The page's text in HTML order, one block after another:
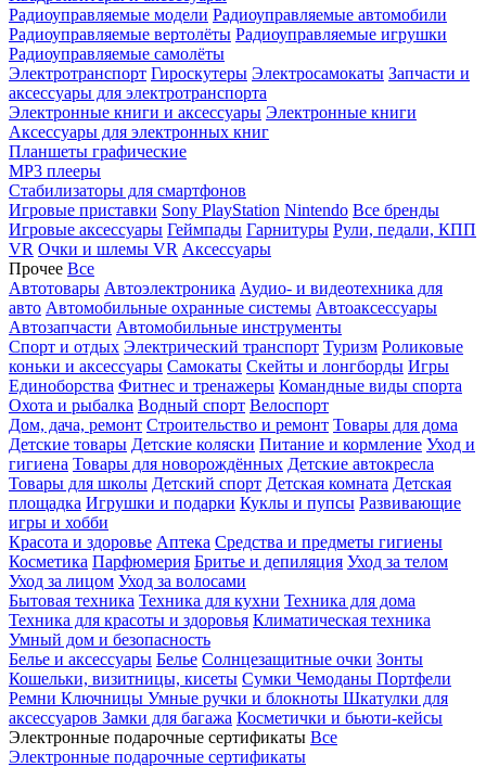
Радиоуправляемые модели Радиоуправляемые автомобили
Радиоуправляемые вертолёты Радиоуправляемые игрушки
Радиоуправляемые самолёты
Электротранспорт Гироскутеры Электросамокаты Запчасти и
аксессуары для электротранспорта
Электронные книги и аксессуары Электронные книги
Аксессуары для электронных книг
Планшеты графические
MP3 плееры
Стабилизаторы для смартфонов
Игровые приставки Sony PlayStation Nintendo Все бренды
Игровые аксессуары Геймпады Гарнитуры Рули, педали, КПП
VR Очки и шлемы VR Аксессуары
Прочее Все
Автотовары Автоэлектроника Аудио- и видеотехника для
авто Автомобильные охранные системы Автоаксессуары
Автозапчасти Автомобильные инструменты
Спорт и отдых Электрический транспорт Туризм Роликовые
коньки и аксессуары Самокаты Скейты и лонгборды Игры
Единоборства Фитнес и тренажеры Командные виды спорта
Охота и рыбалка Водный спорт Велоспорт
Дом, дача, ремонт Строительство и ремонт Товары для дома
Детские товары Детские коляски Питание и кормление Уход и
гигиена Товары для новорождённых Детские автокресла
Товары для школы Детский спорт Детская комната Детская
площадка Игрушки и подарки Куклы и пупсы Развивающие
игры и хобби
Красота и здоровье Аптека Средства и предметы гигиены
Косметика Парфюмерия Бритье и депиляция Уход за телом
Уход за лицом Уход за волосами
Бытовая техника Техника для кухни Техника для дома
Техника для красоты и здоровья Климатическая техника
Умный дом и безопасность
Белье и аксессуары Белье Солнцезащитные очки Зонты
Кошельки, визитницы, кисеты Сумки Чемоданы Портфели
Ремни Ключницы Умные ручки и блокноты Шкатулки для
аксессуаров Замки для багажа Косметички и бьюти-кейсы
Электронные подарочные сертификаты Все
Электронные подарочные сертификаты